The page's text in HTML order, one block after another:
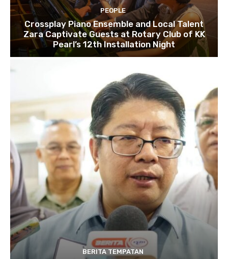
PEOPLE
Crossplay Piano Ensemble and Local Talent
Zara Captivate Guests at Rotary Club of KK
Pearl’s 12th Installation Night
BERITA TEMPATAN